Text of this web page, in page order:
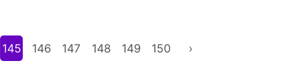
145 146 147 148 149 150 ›